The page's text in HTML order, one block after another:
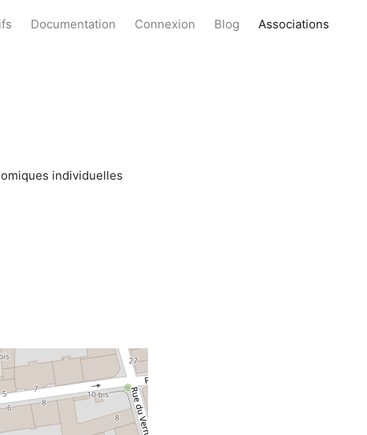
Documentation Connexion Blog Associations
individuelles